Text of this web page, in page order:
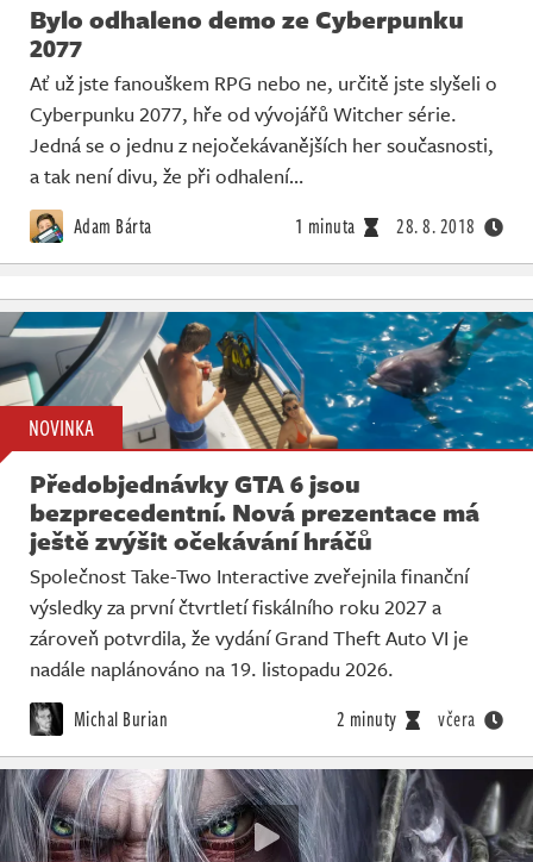
Bylo odhaleno demo ze Cyberpunku
2077
Ať už jste fanouškem RPG nebo ne, určitě jste slyšeli o
Cyberpunku 2077, hře od vývojářů Witcher série.
Jedná se o jednu z nejočekávanějších her současnosti,
a tak není divu, že při odhalení…
Adam Bárta 1 minuta 28. 8. 2018
NOVINKA
Předobjednávky GTA 6 jsou
bezprecedentní. Nová prezentace má
ještě zvýšit očekávání hráčů
Společnost Take-Two Interactive zveřejnila finanční
výsledky za první čtvrtletí fiskálního roku 2027 a
zároveň potvrdila, že vydání Grand Theft Auto VI je
nadále naplánováno na 19. listopadu 2026.
Michal Burian 2 minuty včera